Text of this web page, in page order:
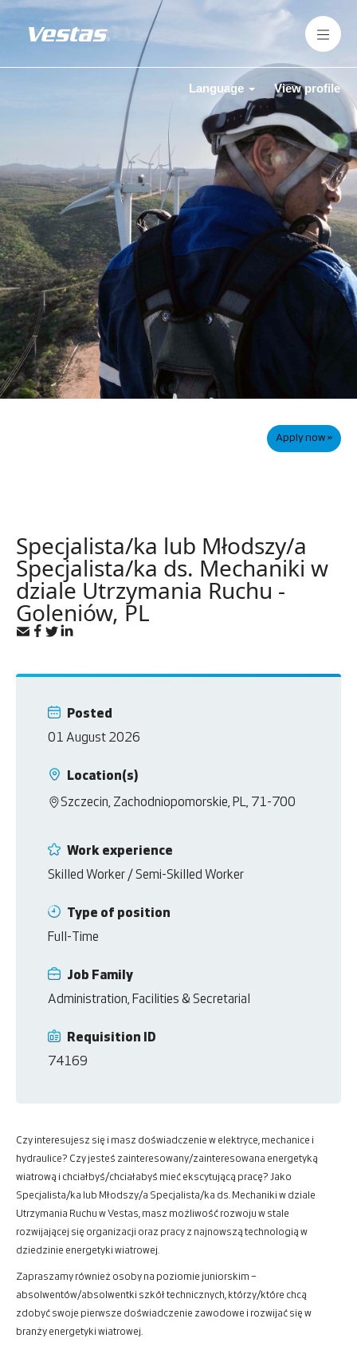
Language View profile
Apply now »
Specjalista/ka lub Młodszy/a
Specjalista/ka ds. Mechaniki w
dziale Utrzymania Ruchu -
Goleniów, PL
Posted
01 August 2026
Requisition ID
74169
Location(s)
Szczecin, Zachodniopomorskie, PL, 71-700
Work experience
Skilled Worker / Semi-Skilled Worker
Type of position
Full-Time
Job Family
Administration, Facilities & Secretarial
Czy interesujesz się i masz doświadczenie w elektryce, mechanice i
hydraulice? Czy jesteś zainteresowany/zainteresowana energetyką
wiatrową i chciałbyś/chciałabyś mieć ekscytującą pracę? Jako
Specjalista/ka lub Młodszy/a Specjalista/ka ds. Mechaniki w dziale
Utrzymania Ruchu w Vestas, masz możliwość rozwoju w stale
rozwijającej się organizacji oraz pracy z najnowszą technologią w
dziedzinie energetyki wiatrowej.
Zapraszamy również osoby na poziomie juniorskim –
absolwentów/absolwentki szkół technicznych, którzy/które chcą
zdobyć swoje pierwsze doświadczenie zawodowe i rozwijać się w
branży energetyki wiatrowej.